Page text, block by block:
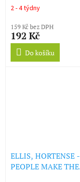
2 - 4 týdny
159 Kč bez DPH
192 Kč
Do košíku
ELLIS, HORTENSE -
PEOPLE MAKE THE